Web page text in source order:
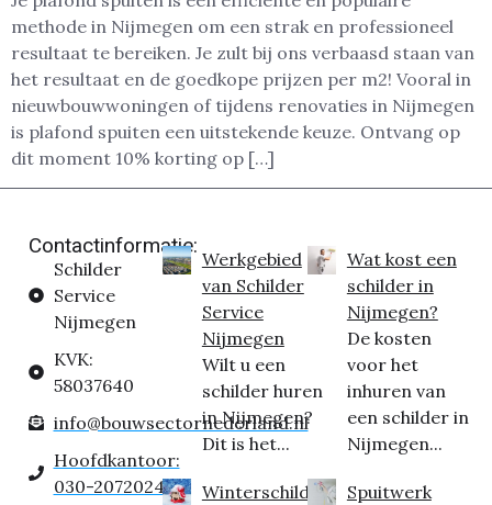
methode in Nijmegen om een strak en professioneel
resultaat te bereiken. Je zult bij ons verbaasd staan van
het resultaat en de goedkope prijzen per m2! Vooral in
nieuwbouwwoningen of tijdens renovaties in Nijmegen
is plafond spuiten een uitstekende keuze. Ontvang op
dit moment 10% korting op […]
Contactinformatie:
Schilder
Service
Nijmegen
KVK:
58037640
info@bouwsectornederland.nl
Hoofdkantoor:
030-2072024
Werkgebied
van Schilder
Service
Nijmegen
Wilt u een
schilder huren
in Nijmegen?
Dit is het...
Winterschilder
Wat kost een
schilder in
Nijmegen?
De kosten
voor het
inhuren van
een schilder in
Nijmegen...
Spuitwerk